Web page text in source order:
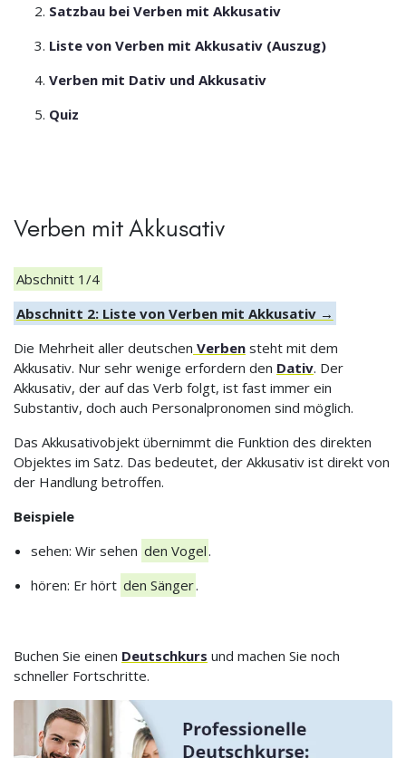
Satzbau bei Verben mit Akkusativ
Liste von Verben mit Akkusativ (Auszug)
Verben mit Dativ und Akkusativ
Quiz
Verben mit Akkusativ
Abschnitt 1/4
Abschnitt 2: Liste von Verben mit Akkusativ →
Die Mehrheit aller deutschen Verben steht mit dem
Akkusativ. Nur sehr wenige erfordern den Dativ. Der
Akkusativ, der auf das Verb folgt, ist fast immer ein
Substantiv, doch auch Personalpronomen sind möglich.
Das Akkusativobjekt übernimmt die Funktion des direkten
Objektes im Satz. Das bedeutet, der Akkusativ ist direkt von
der Handlung betroffen.
Beispiele
sehen: Wir sehen den Vogel .
hören: Er hört den Sänger.
Buchen Sie einen Deutschkurs und machen Sie noch
schneller Fortschritte.